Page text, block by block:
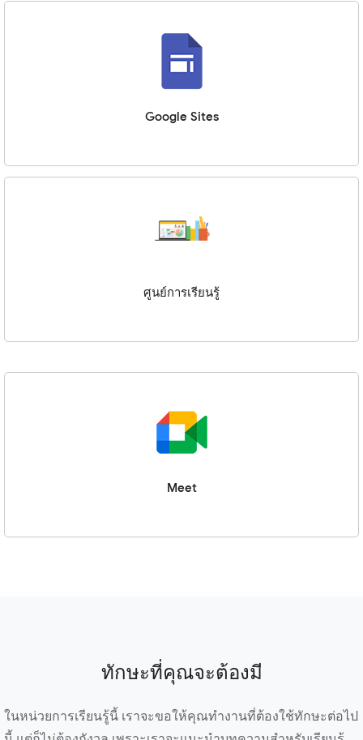
Google Sites
ศูนย์การเรียนรู้
Meet
ทักษะที่คุณจะต้องมี
ในหน่วยการเรียนรู้นี้ เราจะขอให้คุณทำงานที่ต้องใช้ทักษะต่อไป